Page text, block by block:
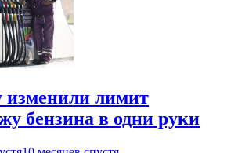
лимит
бензина в одни руки